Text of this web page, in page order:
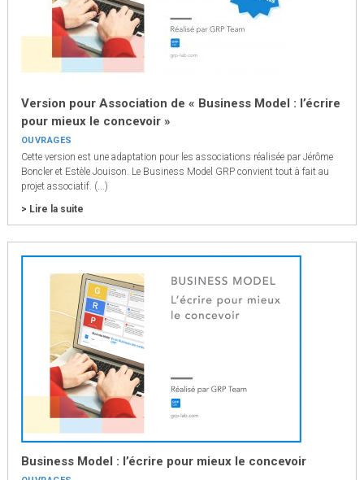
Version pour Association de « Business Model : l’écrire
pour mieux le concevoir »
OUVRAGES
Cette version est une adaptation pour les associations réalisée par Jérôme
Boncler et Estèle Jouison. Le Business Model GRP convient tout à fait au
projet associatif. (...)
> Lire la suite
Business Model : l’écrire pour mieux le concevoir